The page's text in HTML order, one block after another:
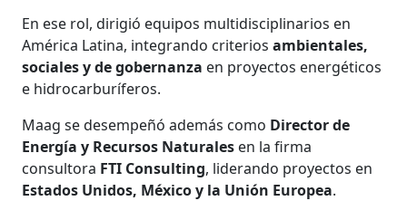
En ese rol, dirigió equipos multidisciplinarios en
América Latina, integrando criteriosambientales,
sociales y de gobernanza en proyectos energéticos
e hidrocarburíferos.
Maag se desempeñó además como Director de
Energía y Recursos Naturales en la firma
consultora FTI Consulting, liderando proyectos en
Estados Unidos, México y la Unión Europea.